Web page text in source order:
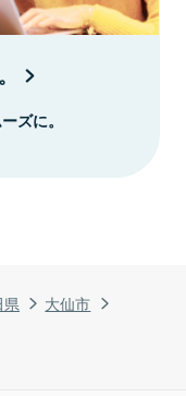
大仙市
ズに。